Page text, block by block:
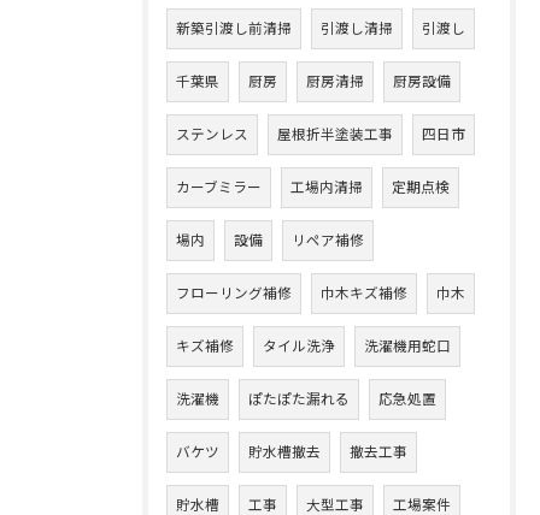
新築引渡し前清掃 引渡し清掃 引渡し
千葉県 厨房 厨房清掃 厨房設備
ステンレス 屋根折半塗装工事 四日市
カーブミラー 工場内清掃 定期点検
場内 設備 リペア補修
フローリング補修 巾木キズ補修 巾木
キズ補修 タイル洗浄 洗濯機用蛇口
洗濯機 ぽたぽた漏れる 応急処置
バケツ 貯水槽撤去 撤去工事
貯水槽 工事 大型工事 工場案件